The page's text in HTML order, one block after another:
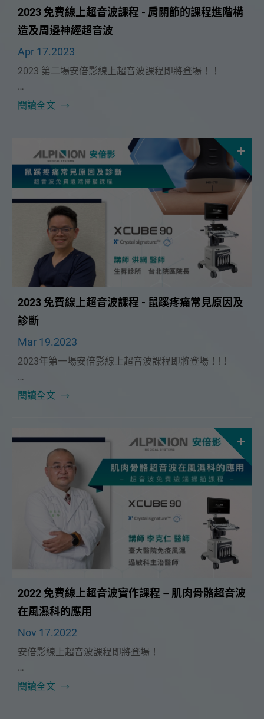
2023 免費線上超音波課程 - 肩關節的課程進階構
造及周邊神經超音波
Apr 17.2023
2023 第二場安倍影線上超音波課程即將登場！！
非常榮幸能邀請到 台大癌醫復健中心主任 🔥徐紹剛醫
閱讀全文
2023 免費線上超音波課程 - 鼠蹊疼痛常見原因及
診斷
Mar 19.2023
2023年第一場安倍影線上超音波課程即將登場！!！
非常榮幸這次能邀請到 生昇診所台北院區院長🔥 洪綱
閱讀全文
2022 免費線上超音波實作課程 – 肌肉骨骼超音波
在風濕科的應用
Nov 17.2022
安倍影線上超音波課程即將登場！
非常榮幸能邀請到 臺大醫院免疫風濕過敏科 🔥 李克仁
閱讀全文